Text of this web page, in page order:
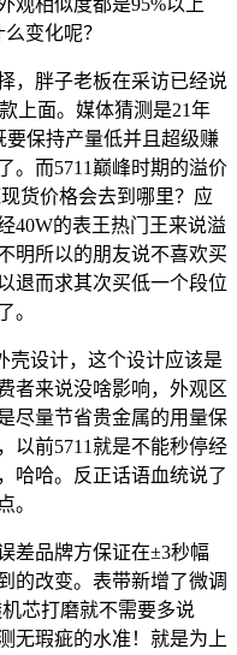
变化呢？
，胖子老板在采访已经说
上面。媒体猜测是21年
要保持产量低并且超级赚
。而5711巅峰时期的溢价
货价格会去到哪里？应
40W的表王热门王来说溢
明所以的朋友说不喜欢买
退而求其次买低一个段位
。
壳设计，这个设计应该是
者来说没啥影响，外观区
尽量节省贵金属的用量保
以前5711就是不能秒停经
哈哈。反正话语血统说了
。
差品牌方保证在±3秒幅
的改变。表带新增了微调
芯打磨就不需要多说
无瑕疵的水准！就是为上